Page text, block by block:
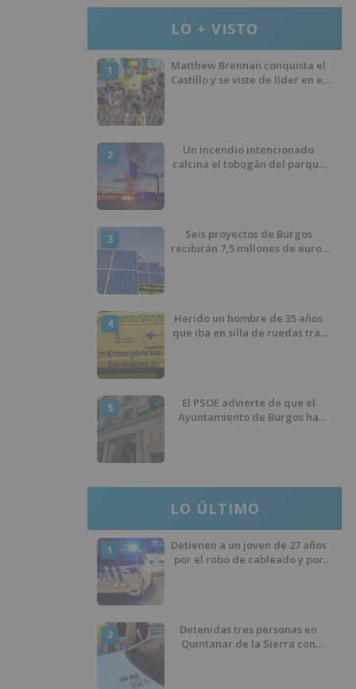
LO + VISTO
1
Matthew Brennan conquista el
Castillo y se viste de líder en el
2
Un incendio intencionado
calcina el tobogán del parque
3
Seis proyectos de Burgos
recibirán 7,5 millones de euros
4
Herido un hombre de 35 años
que iba en silla de ruedas tras
5
El PSOE advierte de que el
Ayuntamiento de Burgos ha
LO ÚLTIMO
1
Detienen a un joven de 27 años
por el robo de cableado y por
2
Detenidas tres personas en
Quintanar de la Sierra con